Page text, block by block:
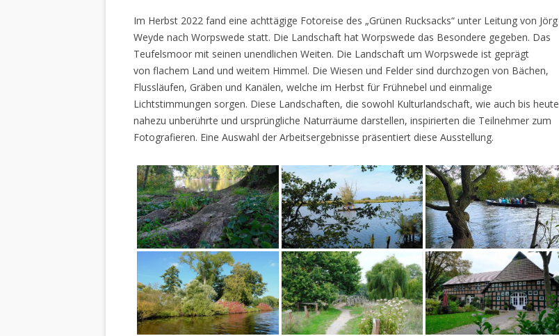
Im Herbst 2022 fand eine achttägige Fotoreise des „Grünen Rucksacks“ unter Leitung von Jörg
Weyde nach Worpswede statt. Die Landschaft hat Worpswede das Besondere gegeben. Das
Teufelsmoor mit seinen unendlichen Weiten. Die Landschaft um Worpswede ist geprägt
von flachem Land und weitem Himmel. Die Wiesen und Felder sind durchzogen von Bächen,
Flussläufen, Gräben und Kanälen, welche im Herbst für Frühnebel und einmalige
Lichtstimmungen sorgen. Diese Landschaften, die sowohl Kulturlandschaft, wie auch bis heute
nahezu unberührte und ursprüngliche Naturräume darstellen, inspirierten die Teilnehmer zum
Fotografieren. Eine Auswahl der Arbeitsergebnisse präsentiert diese Ausstellung.